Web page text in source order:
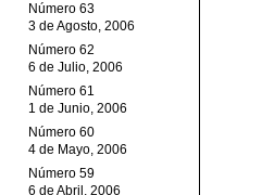
Número 63
3 de Agosto, 2006
Número 62
6 de Julio, 2006
Número 61
1 de Junio, 2006
Número 60
4 de Mayo, 2006
Número 59
6 de Abril, 2006